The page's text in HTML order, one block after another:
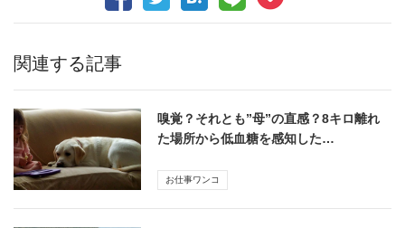
関連する記事
嗅覚？それとも”母”の直感？8キロ離れ
た場所から低血糖を感知した…
お仕事ワンコ